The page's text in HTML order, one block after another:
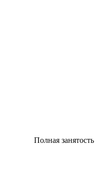
Полная занятость